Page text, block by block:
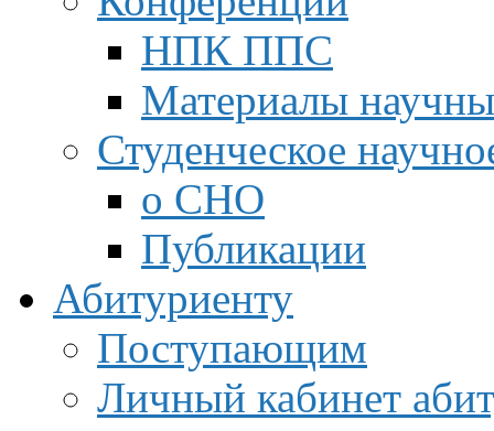
НПК ППС
Материалы
Студенческое
о СНО
Публикации
Абитуриенту
Поступающим
Личный кабинет